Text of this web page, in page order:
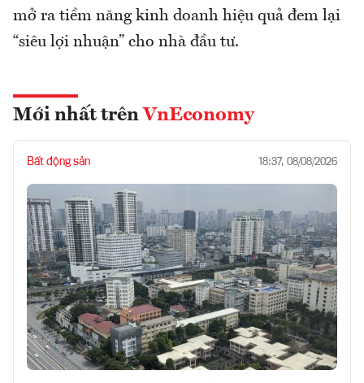
mở ra tiềm năng kinh doanh hiệu quả đem lại
“siêu lợi nhuận” cho nhà đầu tư.
Mới nhất trên VnEconomy
Bất động sản 18:37, 08/08/2026